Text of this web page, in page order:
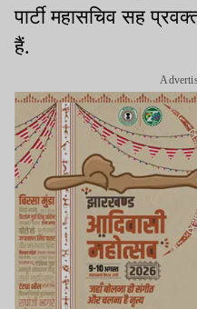
पार्टी महासचिव सह
हैं.